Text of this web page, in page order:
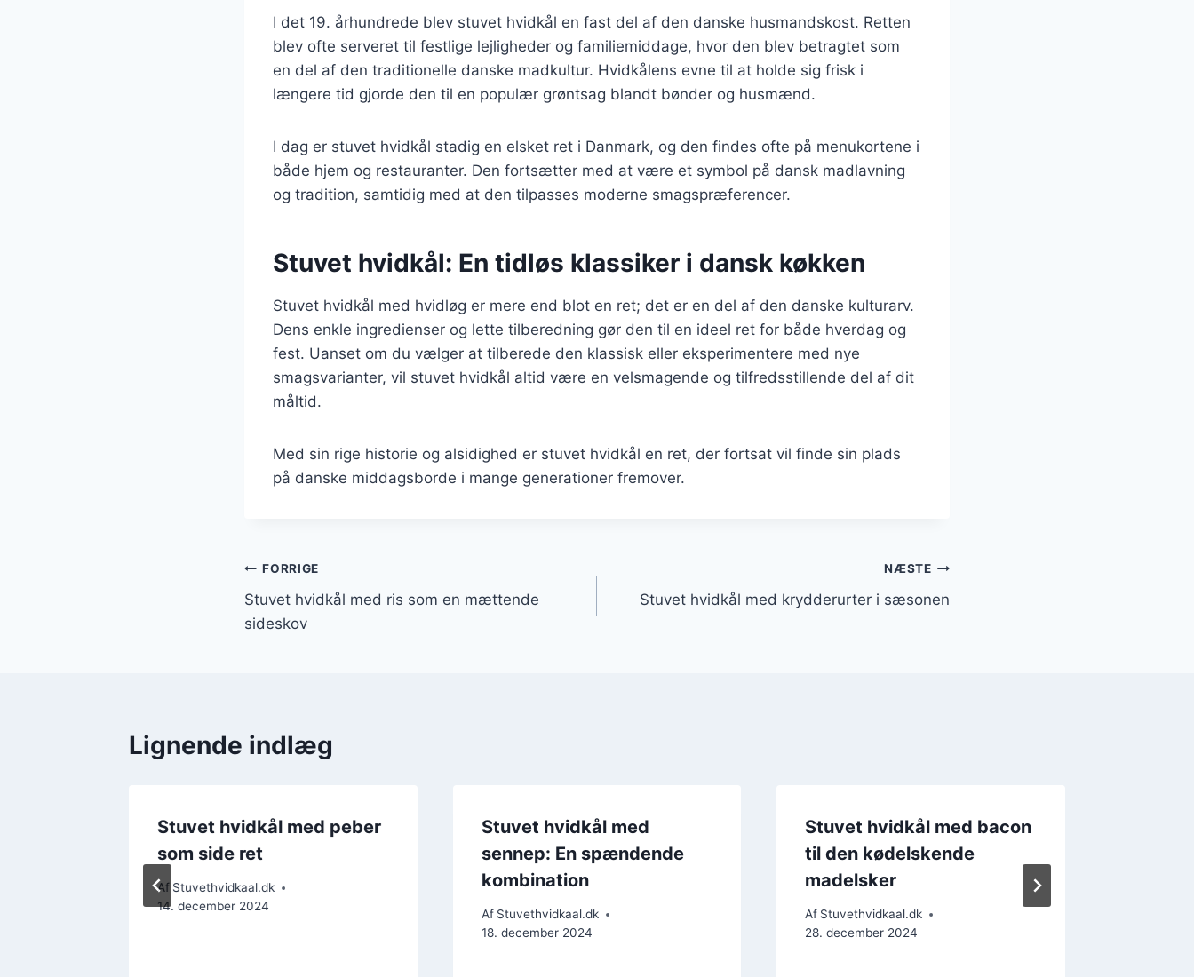
I det 19. århundrede blev stuvet hvidkål en fast del af den danske husmandskost. Retten
blev ofte serveret til festlige lejligheder og familiemiddage, hvor den blev betragtet som
en del af den traditionelle danske madkultur. Hvidkålens evne til at holde sig frisk i
længere tid gjorde den til en populær grøntsag blandt bønder og husmænd.
I dag er stuvet hvidkål stadig en elsket ret i Danmark, og den findes ofte på menukortene i
både hjem og restauranter. Den fortsætter med at være et symbol på dansk madlavning
og tradition, samtidig med at den tilpasses moderne smagspræferencer.
Stuvet hvidkål: En tidløs klassiker i dansk køkken
Stuvet hvidkål med hvidløg er mere end blot en ret; det er en del af den danske kulturarv.
Dens enkle ingredienser og lette tilberedning gør den til en ideel ret for både hverdag og
fest. Uanset om du vælger at tilberede den klassisk eller eksperimentere med nye
smagsvarianter, vil stuvet hvidkål altid være en velsmagende og tilfredsstillende del af dit
måltid.
Med sin rige historie og alsidighed er stuvet hvidkål en ret, der fortsat vil finde sin plads
på danske middagsborde i mange generationer fremover.
Indlægsnavigation
FORRIGE
Stuvet hvidkål med ris som en mættende
sideskov
NÆSTE
Stuvet hvidkål med krydderurter i sæsonen
Lignende indlæg
Stuvet hvidkål med peber
som side ret
Af Stuvethvidkaal.dk
14. december 2024
Stuvet hvidkål med
sennep: En spændende
kombination
Af Stuvethvidkaal.dk
18. december 2024
Stuvet hvidkål med bacon
til den kødelskende
madelsker
Af Stuvethvidkaal.dk
28. december 2024